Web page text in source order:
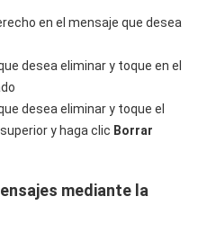
en el mensaje que desea
desea eliminar y toque en el
desea eliminar y toque el
y haga clic Borrar
mediante la